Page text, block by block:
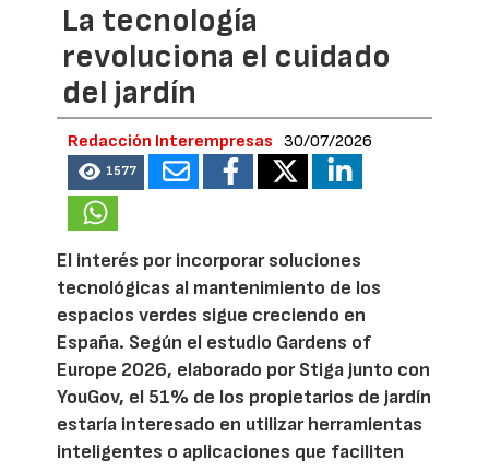
La tecnología
revoluciona el cuidado
del jardín
Redacción Interempresas 30/07/2026
1577
El interés por incorporar soluciones
tecnológicas al mantenimiento de los
espacios verdes sigue creciendo en
España. Según el estudio Gardens of
Europe 2026, elaborado por Stiga junto con
YouGov, el 51% de los propietarios de jardín
estaría interesado en utilizar herramientas
inteligentes o aplicaciones que faciliten